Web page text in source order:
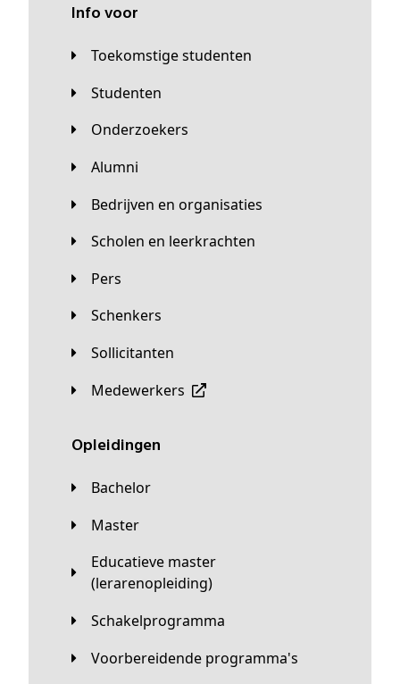
Info voor
Toekomstige studenten
Studenten
Onderzoekers
Alumni
Bedrijven en organisaties
Scholen en leerkrachten
Pers
Schenkers
Sollicitanten
Medewerkers
Opleidingen
Bachelor
Master
Educatieve master
(lerarenopleiding)
Schakelprogramma
Voorbereidende programma's